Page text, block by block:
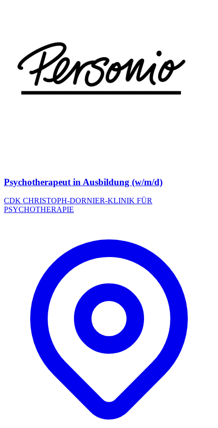
Psychotherapeut in Ausbildung (w/m/d)
CDK CHRISTOPH-DORNIER-KLINIK FÜR
PSYCHOTHERAPIE